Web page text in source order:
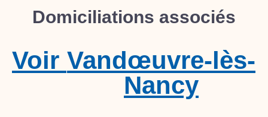
Domiciliations associés
Vandœuvre-lès-
Nancy
Voir